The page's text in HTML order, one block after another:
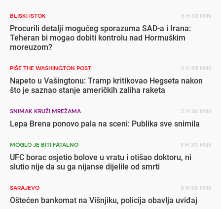
BLISKI ISTOK 5 H 33 MIN
Procurili detalji mogućeg sporazuma SAD-a i Irana:
Teheran bi mogao dobiti kontrolu nad Hormuškim
moreuzom?
PIŠE THE WASHINGTON POST 3 H 45 MIN
Napeto u Vašingtonu: Tramp kritikovao Hegseta nakon
što je saznao stanje američkih zaliha raketa
SNIMAK KRUŽI MREŽAMA 2 H 36 MIN
Lepa Brena ponovo pala na sceni: Publika sve snimila
MOGLO JE BITI FATALNO 3 H 30 MIN
UFC borac osjetio bolove u vratu i otišao doktoru, ni
slutio nije da su ga nijanse dijelile od smrti
SARAJEVO 3 H 36 MIN
Oštećen bankomat na Višnjiku, policija obavlja uviđaj